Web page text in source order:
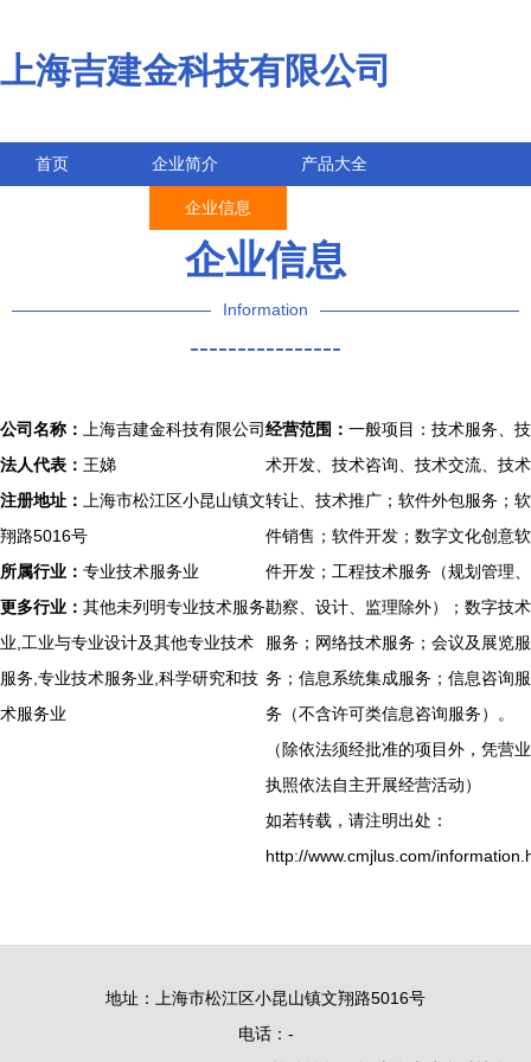
上海吉建金科技有限公司
首页 企业简介 产品大全
企业信息
企业信息
Information
----------------
公司名称：
上海吉建金科技有限公司
法人代表： 王娣
注册地址：
上海市松江区小昆山镇文
翔路5016号
所属行业： 专业技术服务业
更多行业： 其他未列明专业技术服务
业,工业与专业设计及其他专业技术
服务,专业技术服务业,科学研究和技
术服务业
经营范围： 一般项目：技术服务、技
术开发、技术咨询、技术交流、技术
转让、技术推广；软件外包服务；软
件销售；软件开发；数字文化创意软
件开发；工程技术服务（规划管理、
勘察、设计、监理除外）；数字技术
服务；网络技术服务；会议及展览服
务；信息系统集成服务；信息咨询服
务（不含许可类信息咨询服务）。
（除依法须经批准的项目外，凭营业
执照依法自主开展经营活动）
如若转载，请注明出处：
http://www.cmjlus.com/
地址：上海市松江区小昆山镇文翔路5016号
电话：-